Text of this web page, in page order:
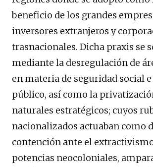
beneficio de los grandes
inversores extranjeros y
trasnacionales. Dicha praxis se
mediante la desregulación de
en materia de seguridad social
público, así como la
naturales estratégicos; cuyos
nacionalizados actuaban como
contención ante el
potencias neocoloniales,